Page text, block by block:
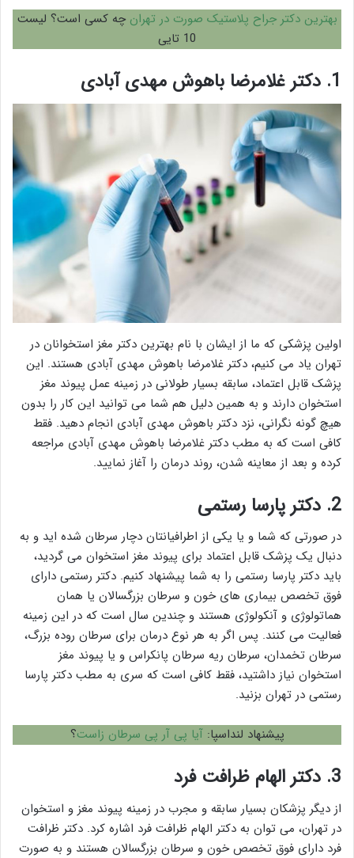
بهترین دکتر جراح پلاستیک صورت در تهران چه کسی است؟ لیست
10 تایی
1. دکتر غلامرضا باهوش مهدی آبادی
اولین پزشکی که ما از ایشان با نام بهترین دکتر مغز استخوانان در
تهران یاد می کنیم، دکتر غلامرضا باهوش مهدی آبادی هستند. این
پزشک قابل اعتماد، سابقه بسیار طولانی در زمینه عمل پیوند مغز
استخوان دارند و به همین دلیل هم شما می توانید این کار را بدون
هیچ گونه نگرانی، نزد دکتر باهوش مهدی آبادی انجام دهید. فقط
کافی است که به مطب دکتر غلامرضا باهوش مهدی آبادی مراجعه
کرده و بعد از معاینه شدن، روند درمان را آغاز نمایید.
2. دکتر پارسا رستمی
در صورتی که شما و یا یکی از اطرافیانتان دچار سرطان شده اید و به
دنبال یک پزشک قابل اعتماد برای پیوند مغز استخوان می گردید،
باید دکتر پارسا رستمی را به شما پیشنهاد کنیم. دکتر رستمی دارای
فوق تخصص بیماری های خون و سرطان بزرگسالان یا همان
هماتولوژی و آنکولوژی هستند و چندین سال است که در این زمینه
فعالیت می کنند. پس اگر به هر نوع درمان برای سرطان روده بزرگ،
سرطان تخمدان، سرطان ریه سرطان پانکراس و یا پیوند مغز
استخوان نیاز داشتید، فقط کافی است که سری به مطب دکتر پارسا
رستمی در تهران بزنید.
پیشنهاد لنداسپا:آیا پی آر پی سرطان زاست؟
3. دکتر الهام ظرافت فرد
از دیگر پزشکان بسیار سابقه و مجرب در زمینه پیوند مغز و استخوان
در تهران، می توان به دکتر الهام ظرافت فرد اشاره کرد. دکتر ظرافت
فرد دارای فوق تخصص خون و سرطان بزرگسالان هستند و به صورت